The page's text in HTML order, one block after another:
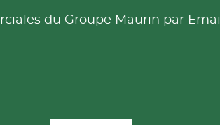
du Groupe Maurin par Email